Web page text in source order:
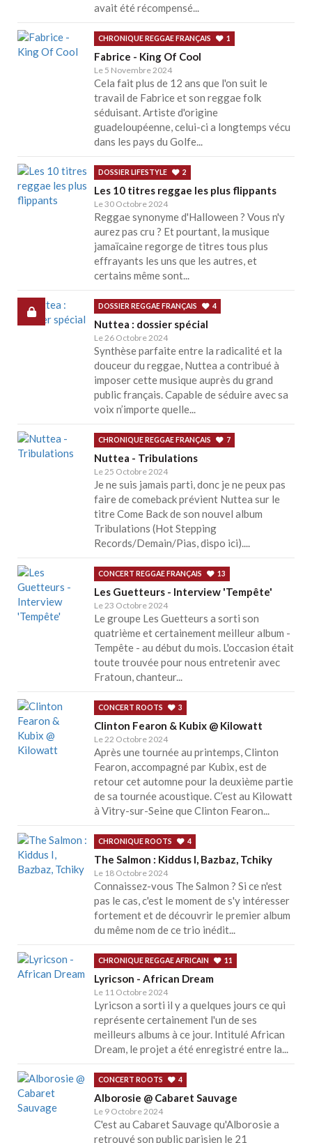
avait été récompensé...
CHRONIQUE REGGAE FRANÇAIS 1
Fabrice - King Of Cool
Le 5 Novembre 2024
Cela fait plus de 12 ans que l'on suit le
travail de Fabrice et son reggae folk
séduisant. Artiste d'origine
guadeloupéenne, celui-ci a longtemps vécu
dans les pays du Golfe...
DOSSIER LIFESTYLE 2
Les 10 titres reggae les plus flippants
Le 30 Octobre 2024
Reggae synonyme d'Halloween ? Vous n'y
aurez pas cru ? Et pourtant, la musique
jamaïcaine regorge de titres tous plus
effrayants les uns que les autres, et
certains même sont...
DOSSIER REGGAE FRANÇAIS 4
Nuttea : dossier spécial
Le 26 Octobre 2024
Synthèse parfaite entre la radicalité et la
douceur du reggae, Nuttea a contribué à
imposer cette musique auprès du grand
public français. Capable de séduire avec sa
voix n’importe quelle...
CHRONIQUE REGGAE FRANÇAIS 7
Nuttea - Tribulations
Le 25 Octobre 2024
Je ne suis jamais parti, donc je ne peux pas
faire de comeback prévient Nuttea sur le
titre Come Back de son nouvel album
Tribulations (Hot Stepping
Records/Demain/Pias, dispo ici)....
CONCERT REGGAE FRANÇAIS 13
Les Guetteurs - Interview 'Tempête'
Le 23 Octobre 2024
Le groupe Les Guetteurs a sorti son
quatrième et certainement meilleur album -
Tempête - au début du mois. L'occasion était
toute trouvée pour nous entretenir avec
Fratoun, chanteur...
CONCERT ROOTS 3
Clinton Fearon & Kubix @ Kilowatt
Le 22 Octobre 2024
Après une tournée au printemps, Clinton
Fearon, accompagné par Kubix, est de
retour cet automne pour la deuxième partie
de sa tournée acoustique. C’est au Kilowatt
à Vitry-sur-Seine que Clinton Fearon...
CHRONIQUE ROOTS 4
The Salmon : Kiddus I, Bazbaz, Tchiky
Le 18 Octobre 2024
Connaissez-vous The Salmon ? Si ce n'est
pas le cas, c'est le moment de s'y intéresser
fortement et de découvrir le premier album
du même nom de ce trio inédit...
CHRONIQUE REGGAE AFRICAIN 11
Lyricson - African Dream
Le 11 Octobre 2024
Lyricson a sorti il y a quelques jours ce qui
représente certainement l'un de ses
meilleurs albums à ce jour. Intitulé African
Dream, le projet a été enregistré entre la...
CONCERT ROOTS 4
Alborosie @ Cabaret Sauvage
Le 9 Octobre 2024
C'est au Cabaret Sauvage qu'Alborosie a
retrouvé son public parisien le 21